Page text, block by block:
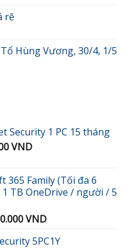
rẽ
Hùng Vương, 30/4, 1/5
Security 1 PC 15 tháng
VND.
VNDGiá
là:
189.000 VND.
365 Family (Tối đa 6
TB OneDrive / người / 5
VNDGiá
tại
5PC1Y